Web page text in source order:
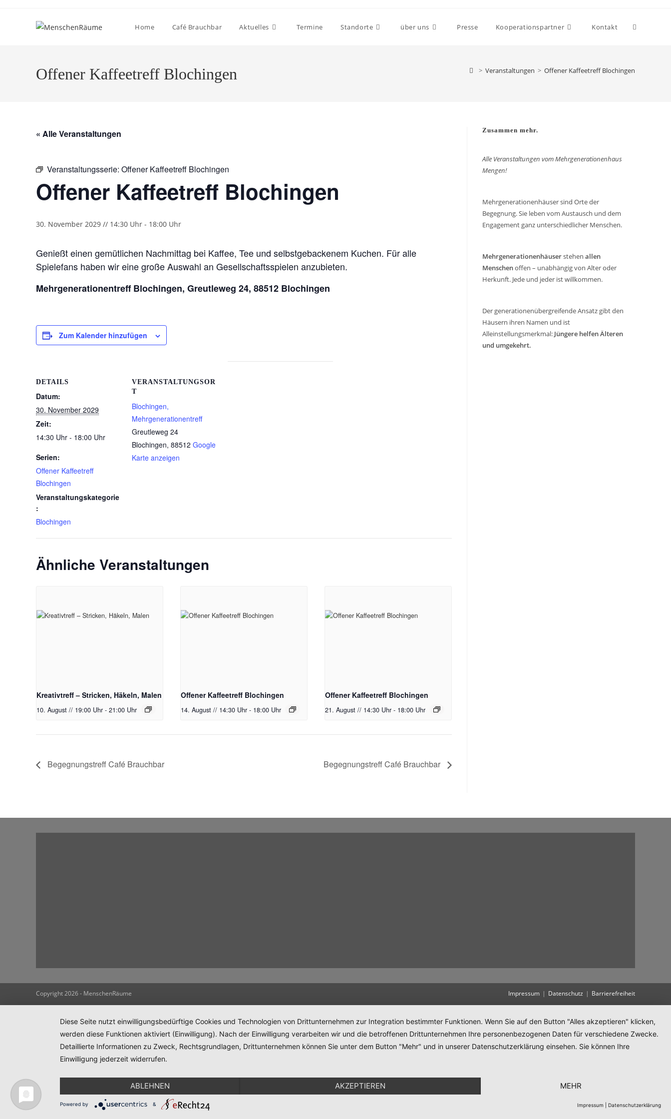
Home Café Brauchbar Aktuelles Termine Standorte über uns Presse Kooperationspartner Kontakt
Offener Kaffeetreff Blochingen > Veranstaltungen > Offener Kaffeetreff Blochingen
« Alle Veranstaltungen
Veranstaltungsserie: Offener Kaffeetreff Blochingen
Offener Kaffeetreff Blochingen
30. November 2029 // 14:30 Uhr - 18:00 Uhr
Genießt einen gemütlichen Nachmittag bei Kaffee, Tee und selbstgebackenem Kuchen. Für alle
Spielefans haben wir eine große Auswahl an Gesellschaftsspielen anzubieten.
Mehrgenerationentreff Blochingen, Greutleweg 24, 88512 Blochingen
Zum Kalender hinzufügen
DETAILS
Datum:
30. November 2029
Zeit:
14:30 Uhr - 18:00 Uhr
Serien:
Offener Kaffeetreff
Blochingen
Veranstaltungskategorie
:
Blochingen
VERANSTALTUNGSOR
T
Blochingen,
Mehrgenerationentreff
Greutleweg 24
Blochingen, 88512 Google
Karte anzeigen
Ähnliche Veranstaltungen
Kreativtreff – Stricken, Häkeln, Malen
10. August // 19:00 Uhr - 21:00 Uhr
Offener Kaffeetreff Blochingen
14. August // 14:30 Uhr - 18:00 Uhr
Offener Kaffeetreff Blochingen
21. August // 14:30 Uhr - 18:00 Uhr
Begegnungstreff Café Brauchbar Begegnungstreff Café Brauchbar
Zusammen mehr.
Alle Veranstaltungen vom Mehrgenerationenhaus
Mengen!
Mehrgenerationenhäuser sind Orte der
Begegnung. Sie leben vom Austausch und dem
Engagement ganz unterschiedlicher Menschen.
Mehrgenerationenhäuserstehen allen
Menschenoffen – unabhängig von Alter oder
Herkunft. Jede und jeder ist willkommen.
Der generationenübergreifende Ansatz gibt den
Häusern ihren Namen und ist
Alleinstellungsmerkmal: Jüngere helfen Älteren
und umgekehrt.
Impressum Datenschutz Barrierefreiheit
Copyright 2026 - MenschenRäume
Diese Seite nutzt einwilligungsbedürftige Cookies und Technologien von Drittunternehmen zur Integration bestimmter Funktionen. Wenn Sie auf den Button "Alles akzeptieren" klicken,
werden diese Funktionen aktiviert (Einwilligung). Nach der Einwilligung verarbeiten wir und die betroffenen Drittunternehmen Ihre personenbezogenen Daten für verschiedene Zwecke.
Detaillierte Informationen zu Zweck, Rechtsgrundlagen, Drittunternehmen können Sie unter dem Button "Mehr" und in unserer Datenschutzerklärung einsehen. Sie können Ihre
Einwilligung jederzeit widerrufen.
ABLEHNEN AKZEPTIEREN MEHR
Powered by & Impressum Datenschutzerklärung